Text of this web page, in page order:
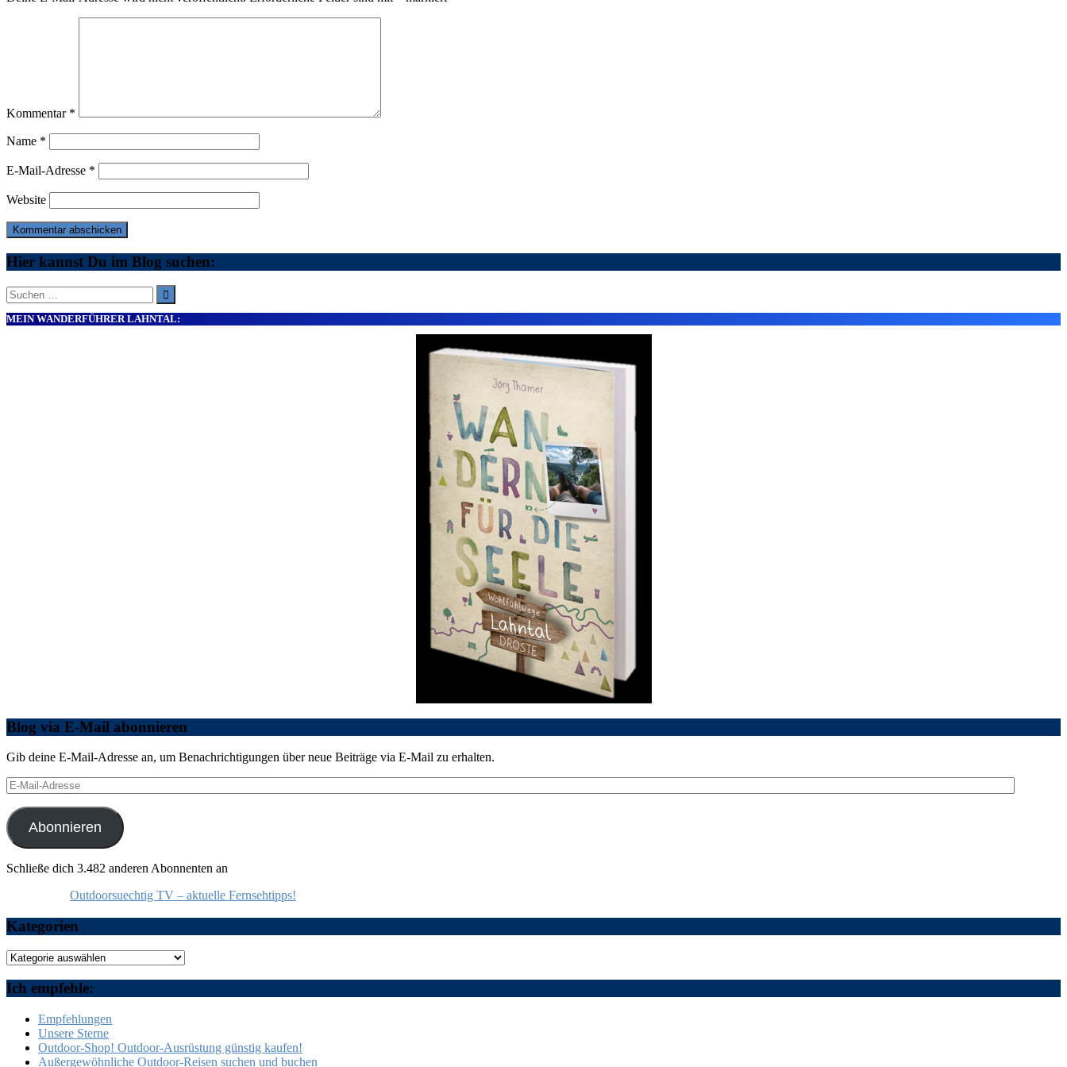
Kommentar *
Name *
E-Mail-Adresse *
Website
Hier kannst Du im Blog suchen:
Suche
nach:
MEIN WANDERFÜHRER LAHNTAL:
Blog via E-Mail abonnieren
Gib deine E-Mail-Adresse an, um Benachrichtigungen über neue Beiträge via E-Mail zu erhalten.
E-
Mail-
Adresse
Abonnieren
Schließe dich 3.482 anderen Abonnenten an
Outdoorsuechtig TV – aktuelle Fernsehtipps!
Kategorien
Kategorien
Ich empfehle:
Empfehlungen
Unsere Sterne
Outdoor-Shop! Outdoor-Ausrüstung günstig kaufen!
Außergewöhnliche Outdoor-Reisen suchen und buchen